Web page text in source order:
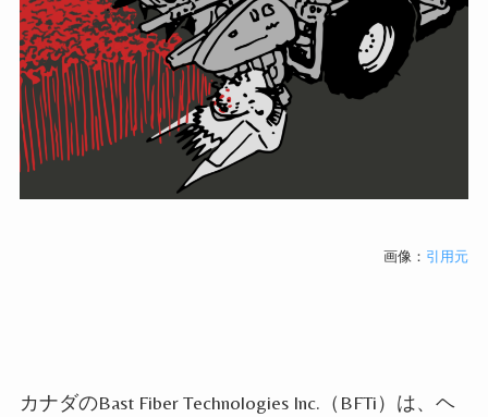
画像： 引用元
カナダのBast Fiber Technologies Inc. （ BFTi）は、ヘ